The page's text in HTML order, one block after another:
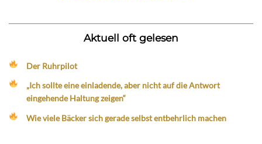
Aktuell oft gelesen
Der Ruhrpilot
„Ich sollte eine einladende, aber nicht auf die Antwort
eingehende Haltung zeigen“
Wie viele Bäcker sich gerade selbst entbehrlich machen